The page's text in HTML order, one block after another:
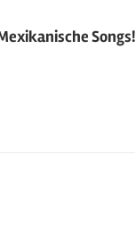
Songs!